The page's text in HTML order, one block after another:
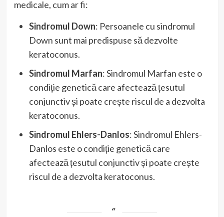
medicale, cum ar fi:
Sindromul Down: Persoanele cu sindromul
Down sunt mai predispuse să dezvolte
keratoconus.
Sindromul Marfan: Sindromul Marfan este o
condiție genetică care afectează țesutul
conjunctiv și poate crește riscul de a dezvolta
keratoconus.
Sindromul Ehlers-Danlos: Sindromul Ehlers-
Danlos este o condiție genetică care
afectează țesutul conjunctiv și poate crește
riscul de a dezvolta keratoconus.